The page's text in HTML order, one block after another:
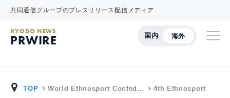
共同通信グループのプレスリリース配信メディア
国内 海外
KYODO NEWS
PRWIRE
TOP World Ethnosport Confed… 4th Ethnosport